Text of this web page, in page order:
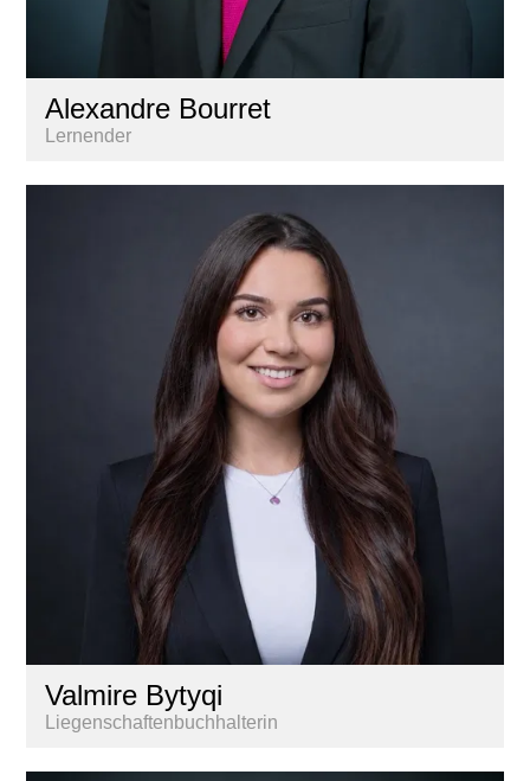
Alexandre Bourret
Lernender
Valmire Bytyqi
Liegenschaftenbuchhalterin